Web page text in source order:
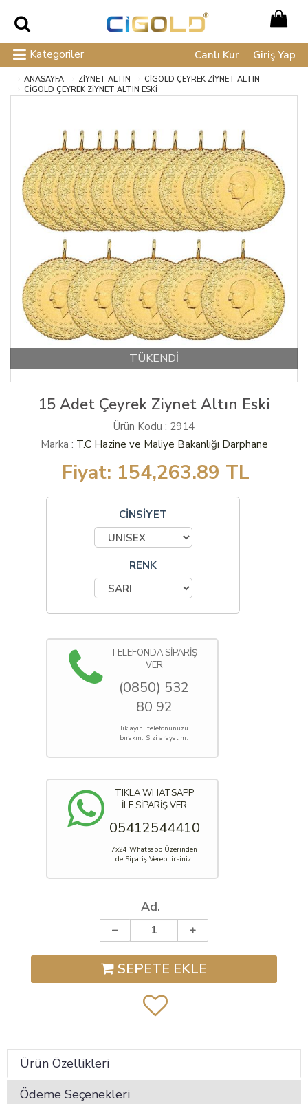
Kategoriler Canlı Kur Giriş Yap
ANASAYFA ZİYNET ALTIN
CIGOLD ÇEYREK ZIYNET ALTIN
CIGOLD ÇEYREK ZIYNET ALTIN ESKI
TÜKENDİ
15 Adet Çeyrek Ziynet Altın Eski
Ürün Kodu : 2914
Marka : T.C Hazine ve Maliye Bakanlığı Darphane
Fiyat: 154,263.89 TL
CİNSİYET
RENK
TELEFONDA SİPARİŞ
VER
(0850) 532
80 92
Tıklayın, telefonunuzu
bırakın. Sizi arayalım.
TIKLA WHATSAPP
İLE SİPARİŞ VER
05412544410
7x24 Whatsapp Üzerinden
de Sipariş Verebilirsiniz.
Ad.
SEPETE EKLE
Ürün Özellikleri
Ödeme Seçenekleri